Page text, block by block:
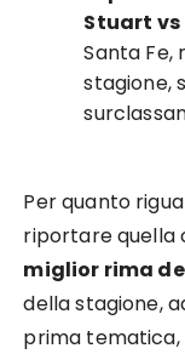
Stuart vs
Santa Fe,
stagione,
Per quanto
riportare quella
miglior rima
della stagione,
prima